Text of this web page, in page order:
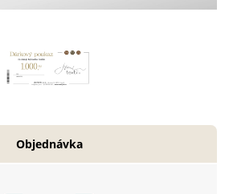
Objednávka